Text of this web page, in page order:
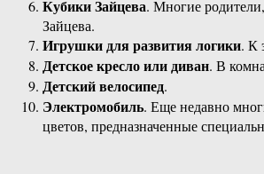
Кубики Зайцева. Многие
Зайцева.
Игрушки для развития логики. К
Детское кресло или диван. В
Детский велосипед.
Электромобиль. Еще недавно
цветов, предназначенные